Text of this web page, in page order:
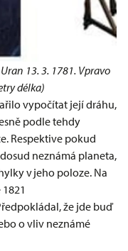
13. 3. 1781. Vpravo
délka)
vypočítat její dráhu,
podle tehdy
Respektive pokud
neznámá planeta,
v jeho poloze. Na
že jde buď
o vliv neznámé